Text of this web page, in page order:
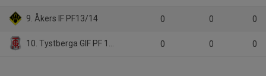
9. Åkers IF PF13/14 0 0 0
10. Tystberga GIF PF 13-14/IK Tun 0 0 0